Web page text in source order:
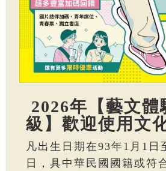
2026年【藝文體
級】歡迎使用文
凡出生日期在93年1月1日
日，具中華民國國籍或符